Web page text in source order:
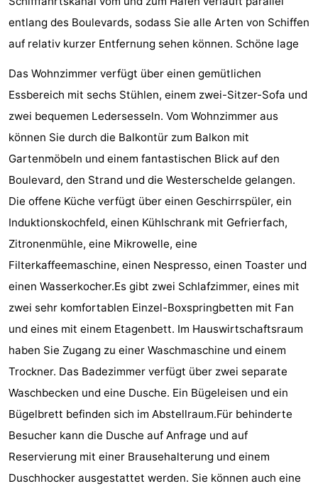
&
tun
-
Museen
-
Denkmäler
-
-
Indoor-
-
Zentren
Dörfer
Städte
Führungen
-
Schwimmbader
Radfahren
-
entlang des Boulevards, sodass Sie alle Arten von Schiffen
auf relativ kurzer Entfernung sehen können. Schöne lage
Das Wohnzimmer verfügt über einen gemütlichen
Essbereich mit sechs Stühlen, einem zwei-Sitzer-Sofa und
zwei bequemen Ledersesseln. Vom Wohnzimmer aus
können Sie durch die Balkontür zum Balkon mit
Gartenmöbeln und einem fantastischen Blick auf den
Boulevard, den Strand und die Westerschelde gelangen.
Die offene Küche verfügt über einen Geschirrspüler, ein
Induktionskochfeld, einen Kühlschrank mit Gefrierfach,
Zitronenmühle, eine Mikrowelle, eine
Filterkaffeemaschine, einen Nespresso, einen Toaster und
einen Wasserkocher.Es gibt zwei Schlafzimmer, eines mit
zwei sehr komfortablen Einzel-Boxspringbetten mit Fan
und eines mit einem Etagenbett. Im Hauswirtschaftsraum
haben Sie Zugang zu einer Waschmaschine und einem
Trockner. Das Badezimmer verfügt über zwei separate
Waschbecken und eine Dusche. Ein Bügeleisen und ein
Bügelbrett befinden sich im Abstellraum.Für behinderte
Besucher kann die Dusche auf Anfrage und auf
Reservierung mit einer Brausehalterung und einem
Duschhocker ausgestattet werden. Sie können auch eine